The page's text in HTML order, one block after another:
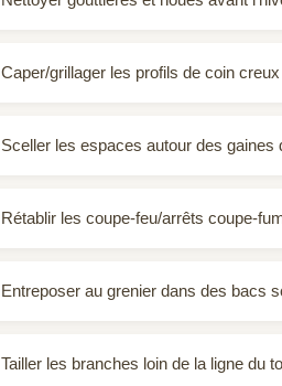
Caper/grillager les profils de coin
Sceller les espaces autour des
Rétablir les coupe‑feu/arrêts
Entreposer au grenier dans des bacs
Tailler les branches loin de la ligne du